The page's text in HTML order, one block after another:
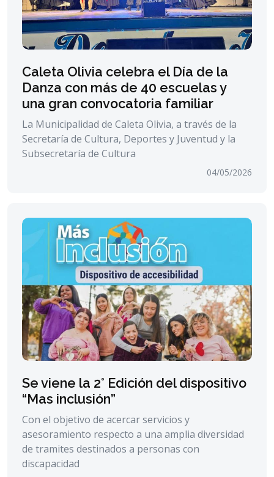
Caleta Olivia celebra el Día de la
Danza con más de 40 escuelas y
una gran convocatoria familiar
La Municipalidad de Caleta Olivia, a través de la
Secretaría de Cultura, Deportes y Juventud y la
Subsecretaría de Cultura
04/05/2026
Se viene la 2° Edición del dispositivo
“Mas inclusión”
Con el objetivo de acercar servicios y
asesoramiento respecto a una amplia diversidad
de tramites destinados a personas con
discapacidad